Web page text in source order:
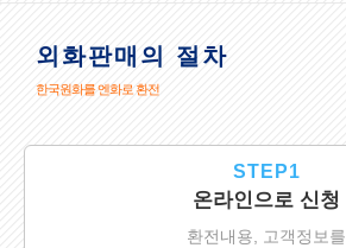
외화판매의 절차
한국원화를 엔화로 환전
STEP1
온라인으로 신청
환전내용, 고객정보를